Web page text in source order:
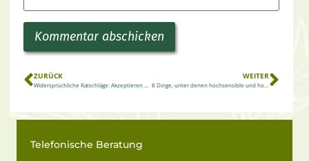
Alternative:
ZURÜCK
Widersprüchliche Ratschläge: Akzeptieren oder endlich tun, was ich wirklich will?
WEITER
8 Dinge, unter denen hochsensible und hochempathische Menschen in diesen Tagen besonders leiden
Telefonische Beratung